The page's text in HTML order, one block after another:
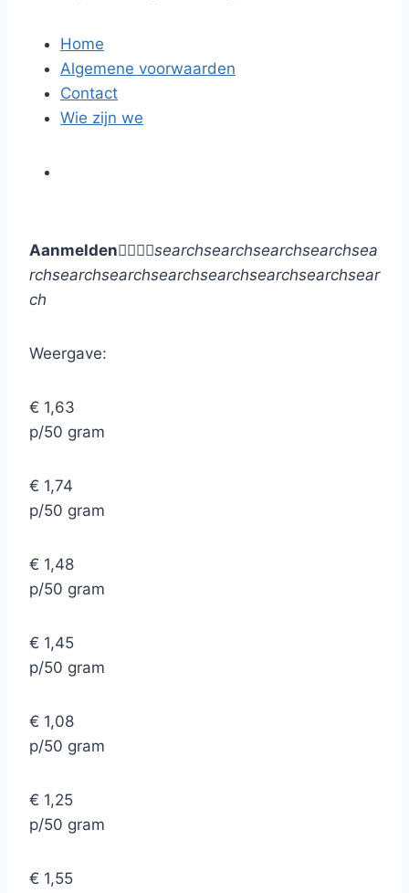
Home
Algemene voorwaarden
Contact
Wie zijn we
Aanmeldensearchsearchsearchsearchsea
rchsearchsearchsearchsearchsearchsearchsear
ch
Weergave:
€ 1,63
p/50 gram
€ 1,74
p/50 gram
€ 1,48
p/50 gram
€ 1,45
p/50 gram
€ 1,08
p/50 gram
€ 1,25
p/50 gram
€ 1,55